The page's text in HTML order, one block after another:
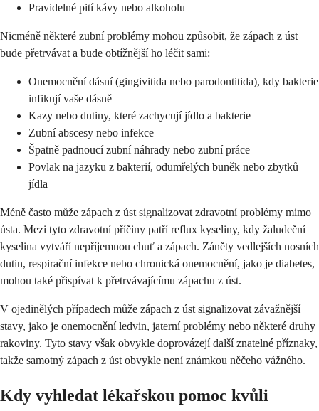
Pravidelné pití kávy nebo alkoholu
Nicméně některé zubní problémy mohou způsobit, že zápach z úst
bude přetrvávat a bude obtížnější ho léčit sami:
Onemocnění dásní (gingivitida nebo parodontitida), kdy bakterie
infikují vaše dásně
Kazy nebo dutiny, které zachycují jídlo a bakterie
Zubní abscesy nebo infekce
Špatně padnoucí zubní náhrady nebo zubní práce
Povlak na jazyku z bakterií, odumřelých buněk nebo zbytků
jídla
Méně často může zápach z úst signalizovat zdravotní problémy mimo
ústa. Mezi tyto zdravotní příčiny patří reflux kyseliny, kdy žaludeční
kyselina vytváří nepříjemnou chuť a zápach. Záněty vedlejších nosních
dutin, respirační infekce nebo chronická onemocnění, jako je diabetes,
mohou také přispívat k přetrvávajícímu zápachu z úst.
V ojedinělých případech může zápach z úst signalizovat závažnější
stavy, jako je onemocnění ledvin, jaterní problémy nebo některé druhy
rakoviny. Tyto stavy však obvykle doprovázejí další znatelné příznaky,
takže samotný zápach z úst obvykle není známkou něčeho vážného.
Kdy vyhledat lékařskou pomoc kvůli